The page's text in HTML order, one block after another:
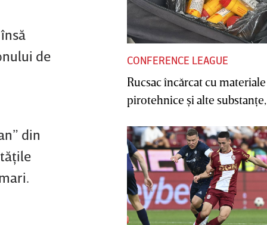
de
din
CONFERENCE LEAGUE
Rucsac încărcat cu materiale
pirotehnice şi alte substanţe,